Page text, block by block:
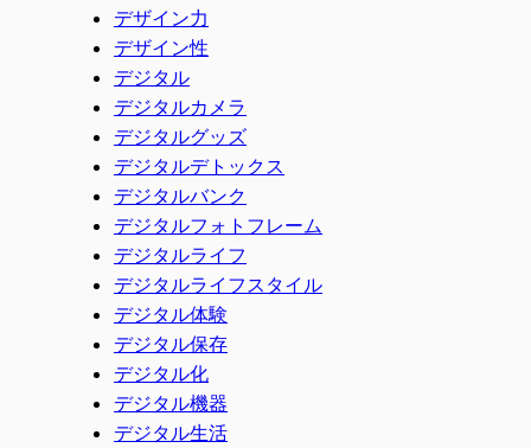
デザイン力
デザイン性
デジタル
デジタルカメラ
デジタルグッズ
デジタルデトックス
デジタルバンク
デジタルフォトフレーム
デジタルライフ
デジタルライフスタイル
デジタル体験
デジタル保存
デジタル化
デジタル機器
デジタル生活